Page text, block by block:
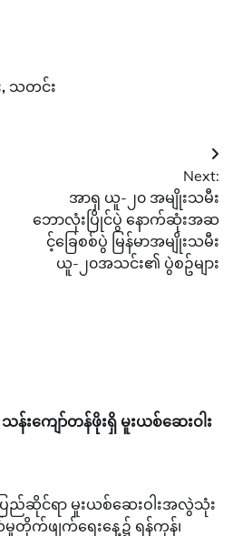
, သတင်း
Next:
အာရှ ယူ-၂၀ အမျိုးသမီး
ဘောလုံးပြိုင်ပွဲ နောက်ဆုံးအဆ
င့်ခြေစစ်ပွဲ မြန်မာအမျိုးသမီး
ယူ-၂၀အသင်း၏ ပွဲစဥ်များ
းကျော်တန်ဖိုးရှိ မူးယစ်ဆေးဝါး
ြည်ဆိုင်ရာ မူးယစ်ဆေးဝါးအလွဲသုံး
မှုတိုက်ဖျက်ရေးနေ့၌ ရန်ကုန်၊